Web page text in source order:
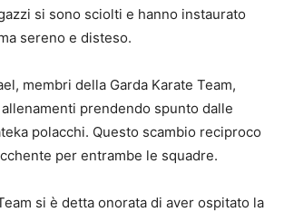
si sono sciolti e hanno instaurato
sereno e disteso.
membri della Garda Karate Team,
prendendo spunto dalle
polacchi. Questo scambio reciproco
per entrambe le squadre.
si è detta onorata di aver ospitato la